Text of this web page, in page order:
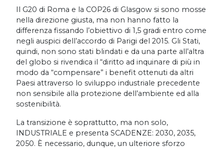
Il G20 di Roma e la COP26 di Glasgow si sono mosse
nella direzione giusta, ma non hanno fatto la
differenza fissando l’obiettivo di 1,5 gradi entro come
negli auspici dell’accordo di Parigi del 2015. Gli Stati,
quindi, non sono stati blindati e da una parte all’altra
del globo si rivendica il “diritto ad inquinare di più in
modo da “compensare” i benefit ottenuti da altri
Paesi attraverso lo sviluppo industriale precedente
non sensibile alla protezione dell’ambiente ed alla
sostenibilità.
La transizione è soprattutto, ma non solo,
INDUSTRIALE e presenta SCADENZE: 2030, 2035,
2050. È necessario, dunque, un ulteriore sforzo